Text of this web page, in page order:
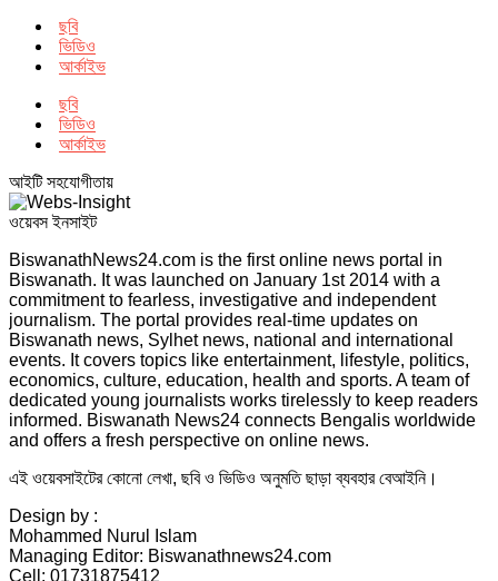
ছবি
ভিডিও
আর্কাইভ
ছবি
ভিডিও
আর্কাইভ
আইটি সহযোগীতায়
ওয়েবস ইনসাইট
BiswanathNews24.com is the first online news portal in
Biswanath. It was launched on January 1st 2014 with a
commitment to fearless, investigative and independent
journalism. The portal provides real-time updates on
Biswanath news, Sylhet news, national and international
events. It covers topics like entertainment, lifestyle, politics,
economics, culture, education, health and sports. A team of
dedicated young journalists works tirelessly to keep readers
informed. Biswanath News24 connects Bengalis worldwide
and offers a fresh perspective on online news.
এই ওয়েবসাইটের কোনো লেখা, ছবি ও ভিডিও অনুমতি ছাড়া ব্যবহার বেআইনি।
Design by :
Mohammed Nurul Islam
Managing Editor: Biswanathnews24.com
Cell: 01731875412